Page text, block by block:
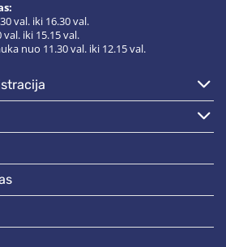
val. iki 16.30 val.
val. iki 15.15 val.
nuo 11.30 val. iki 12.15 val.